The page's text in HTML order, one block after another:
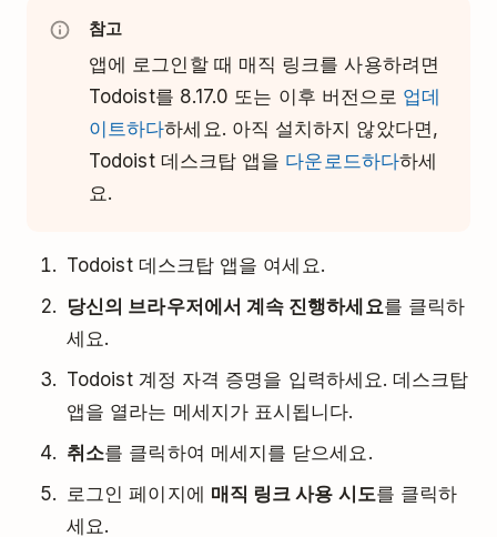
참고
앱에 로그인할 때 매직 링크를 사용하려면
Todoist를 8.17.0 또는 이후 버전으로 업데
이트하다하세요. 아직 설치하지 않았다면,
Todoist 데스크탑 앱을 다운로드하다하세
요.
Todoist 데스크탑 앱을 여세요.
당신의 브라우저에서 계속 진행하세요를 클릭하
세요.
Todoist 계정 자격 증명을 입력하세요. 데스크탑
앱을 열라는 메세지가 표시됩니다.
취소를 클릭하여 메세지를 닫으세요.
로그인 페이지에 매직 링크 사용 시도를 클릭하
세요.